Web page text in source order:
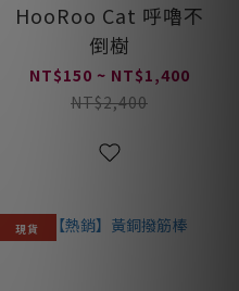
HooRoo Cat 呼嚕不
倒樹
NT$150 ~ NT$1,400
NT$2,400
現貨